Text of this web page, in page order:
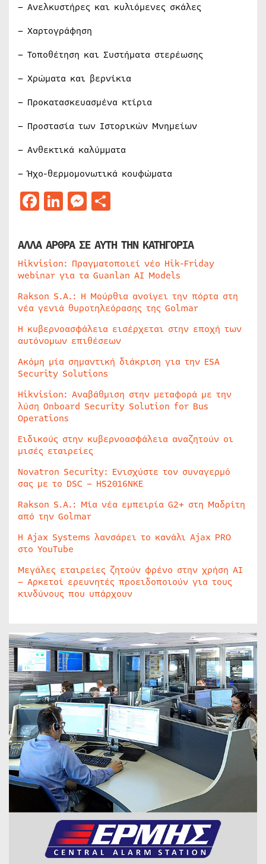
– Ανελκυστήρες και κυλιόµενες σκάλες
– Χαρτογράφηση
– Τοποθέτηση και Συστήµατα στερέωσης
– Χρώµατα και βερνίκια
– Προκατασκευασµένα κτίρια
– Προστασία των Ιστορικών Μνηµείων
– Ανθεκτικά καλύµµατα
– Ήχο-θερµοµονωτικά κουφώµατα
Facebook
LinkedIn
Messenger
ΑΛΛΑ ΑΡΘΡΑ ΣΕ ΑΥΤΗ ΤΗΝ ΚΑΤΗΓΟΡΙΑ
Hikvision: Πραγματοποιεί νέο Hik-Friday
webinar για τα Guanlan AI Models
Rakson S.A.: Η Μούρθια ανοίγει την πόρτα στη
νέα γενιά θυροτηλεόρασης της Golmar
Η κυβερνοασφάλεια εισέρχεται στην εποχή των
αυτόνομων επιθέσεων
Ακόμη μία σημαντική διάκριση για την ESA
Security Solutions
Hikvision: Αναβάθμιση στην μεταφορά με την
λύση Onboard Security Solution for Bus
Operations
Ειδικούς στην κυβερνοασφάλεια αναζητούν οι
μισές εταιρείες
Novatron Security: Ενισχύστε τον συναγερμό
σας με το DSC – HS2016NKE
Rakson S.A.: Μία νέα εμπειρία G2+ στη Μαδρίτη
από την Golmar
Η Ajax Systems λανσάρει το κανάλι Ajax PRO
στο YouTube
Μεγάλες εταιρείες ζητούν φρένο στην χρήση AI
– Αρκετοί ερευνητές προειδοποιούν για τους
κινδύνους που υπάρχουν